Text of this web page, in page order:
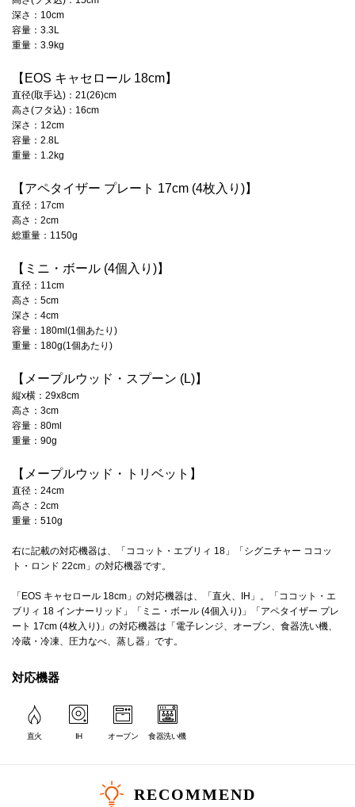
＊ツマミのカラーは画像でご確認ください。
＊ステンレス製のシルバー以外のツマミ(ゴールド、ライトゴールド、カッパー、イリディセント等)の付いたフタは食洗器の使用をお避け下さい。変色する可能性があります。
＊ココット・エブリィ 18の底径が小さいため、五徳のサイズによっては安定しない場合があります。火にかける前に傾き等がないかを十分にご確認の上、ご使用ください。 IHクッキングヒーターは10㎝以上対応するものにお使いいただけます。
＊返品・交換はいたしかねます。
＊ギフトラッピング非対応製品です。
＊オンラインショップ限定商品です。
深さ：10cm
容量：3.3L
重量：3.9kg
【EOS キャセロール 18cm】
直径(取手込)：21(26)cm
高さ(フタ込)：16cm
深さ：12cm
容量：2.8L
重量：1.2kg
【アペタイザー プレート 17cm (4枚入り)】
直径：17cm
高さ：2cm
総重量：1150g
【ミニ・ボール (4個入り)】
直径：11cm
高さ：5cm
深さ：4cm
容量：180ml(1個あたり)
重量：180g(1個あたり)
【メープルウッド・スプーン (L)】
縦x横：29x8cm
高さ：3cm
容量：80ml
重量：90g
【メープルウッド・トリベット】
直径：24cm
高さ：2cm
重量：510g
右に記載の対応機器は、「ココット・エブリィ 18」「シグニチャー ココッ
ト・ロンド 22cm」の対応機器です。
「EOS キャセロール 18cm」の対応機器は、「直火、IH」。「ココット・エ
ブリィ 18 インナーリッド」「ミニ・ボール (4個入り)」「アペタイザー プレ
ート 17cm (4枚入り)」の対応機器は「電子レンジ、オーブン、食器洗い機、
冷蔵・冷凍、圧力なべ、蒸し器」です。
対応機器
直火 IH オーブン 食器洗い機
RECOMMEND